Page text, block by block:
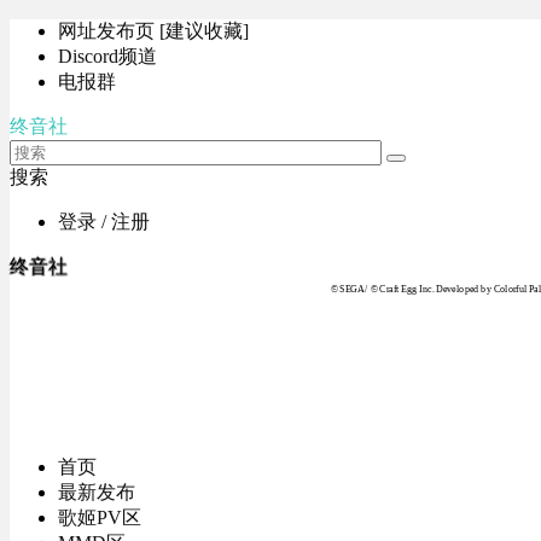
网址发布页 [建议收藏]
Discord频道
电报群
终音社
搜索
登录 / 注册
终音社
© SEGA / © Craft Egg Inc. Developed by Colorful
首页
最新发布
歌姬PV区